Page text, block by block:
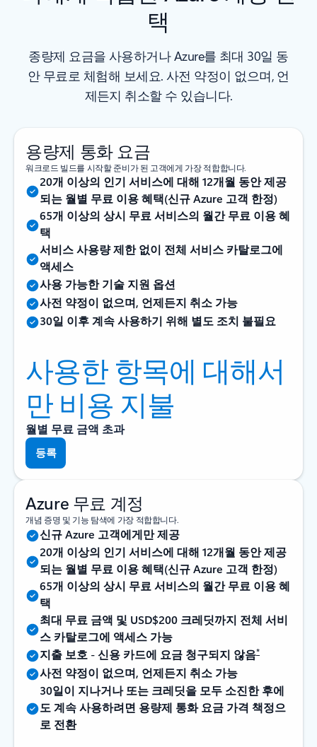
택
종량제 요금을 사용하거나 Azure를 최대 30일 동
안 무료로 체험해 보세요. 사전 약정이 없으며, 언
제든지 취소할 수 있습니다.
용량제 통화 요금
워크로드 빌드를 시작할 준비가 된 고객에게 가장 적합합니다.
20개 이상의 인기 서비스에 대해 12개월 동안 제공
되는 월별 무료 이용 혜택(신규 Azure 고객 한정)
65개 이상의 상시 무료 서비스의 월간 무료 이용 혜
택
서비스 사용량 제한 없이 전체 서비스 카탈로그에
액세스
사용 가능한 기술 지원 옵션
사전 약정이 없으며, 언제든지 취소 가능
30일 이후 계속 사용하기 위해 별도 조치 불필요
사용한 항목에 대해서
만 비용 지불
월별 무료 금액 초과
등록
Azure 무료 계정
개념 증명 및 기능 탐색에 가장 적합합니다.
신규 Azure 고객에게만 제공
20개 이상의 인기 서비스에 대해 12개월 동안 제공
되는 월별 무료 이용 혜택(신규 Azure 고객 한정)
65개 이상의 상시 무료 서비스의 월간 무료 이용 혜
택
최대 무료 금액 및 USD$200 크레딧까지 전체 서비
스 카탈로그에 액세스 가능
지출 보호 - 신용 카드에 요금 청구되지 않음*
사전 약정이 없으며, 언제든지 취소 가능
30일이 지나거나 또는 크레딧을 모두 소진한 후에
도 계속 사용하려면 용량제 통화 요금 가격 책정으
로 전환